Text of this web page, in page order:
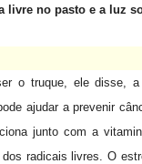
livre no pasto e a luz
o truque, ele disse,
ajudar a prevenir
junto com a
radicais livres.
O